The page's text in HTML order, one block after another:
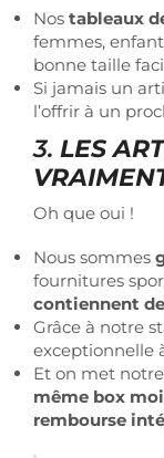
Nos tableaux
femmes,
bonne taille
Si jamais un
l’offrir à un
3. LES
Oh que oui !
Nous sommes
fournitures
contiennent
Grâce à notre
exceptionnelle
Et on met
même box
rembourse